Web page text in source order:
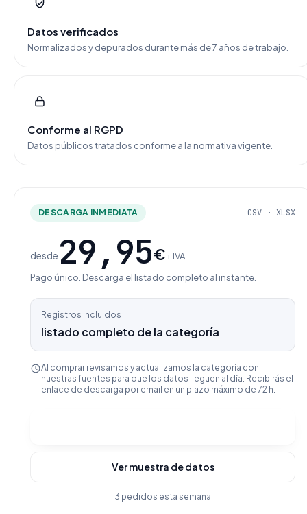
Datos verificados
Normalizados y depurados durante más de 7 años de trabajo.
Conforme al RGPD
Datos públicos tratados conforme a la normativa vigente.
DESCARGA INMEDIATA CSV · XLSX
desde 29,95€+ IVA
Pago único. Descarga el listado completo al instante.
Registros incluidos
listado completo de la categoría
Al comprar revisamos y actualizamos la categoría con
nuestras fuentes para que los datos lleguen al día. Recibirás el
enlace de descarga por email en un plazo máximo de 72 h.
Ver muestra de datos
3 pedidos esta semana